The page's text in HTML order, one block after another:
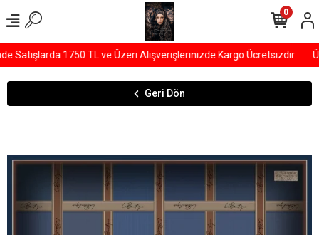
Satışlarda 1750 TL ve Üzeri Alışverişlerinizde Kargo Ücretsizdir
0
Geri Dön